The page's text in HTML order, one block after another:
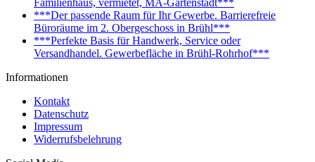
***Der passende Raum für Ihr Gewerbe. Barrierefreie
Büroräume im 2. Obergeschoss in Brühl***
***Perfekte Basis für Handwerk, Service oder
Versandhandel. Gewerbefläche in Brühl-Rohrhof***
Informationen
Kontakt
Datenschutz
Impressum
Widerrufsbelehrung